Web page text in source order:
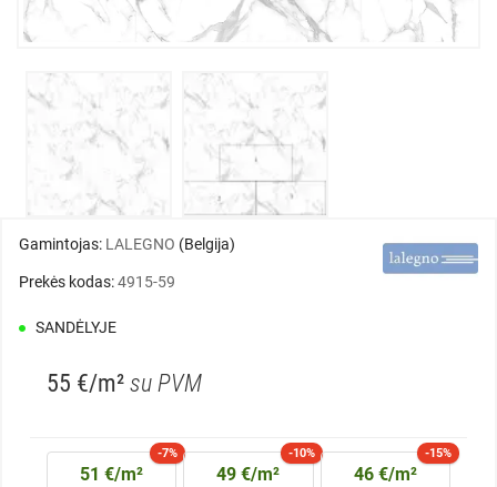
Gamintojas: LALEGNO (Belgija)
Prekės kodas:4915-59
SANDĖLYJE
55 €/m² su PVM
-7%
51 €/m²
-10%
49 €/m²
-15%
46 €/m²